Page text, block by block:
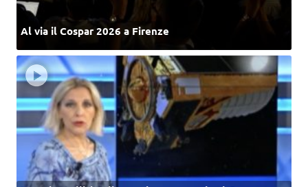
Al via il Cospar 2026 a Firenze